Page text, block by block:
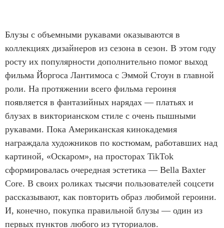
Блузы с объемными рукавами оказываются в
коллекциях дизайнеров из сезона в сезон. В этом году
росту их популярности дополнительно помог выход
фильма Йоргоса Лантимоса с Эммой Стоун в главной
роли. На протяжении всего фильма героиня
появляется в фантазийных нарядах — платьях и
блузах в викторианском стиле с очень пышными
рукавами. Пока Американская кинокадемия
награждала художников по костюмам, работавших над
картиной, «Оскаром», на просторах TikTok
сформировалась очередная эстетика — Bella Baxter
Core. В своих роликах тысячи пользователей соцсети
рассказывают, как повторить образ любимой героини.
И, конечно, покупка правильной блузы — один из
первых пунктов любого из туториалов.